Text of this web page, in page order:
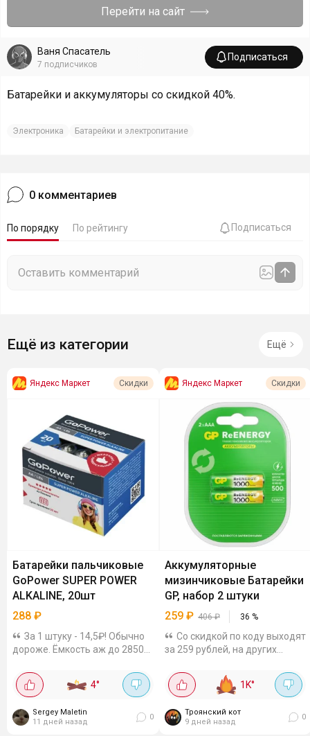
Перейти на сайт
Ваня Спасатель
7 подписчиков
Подписаться
Батарейки и аккумуляторы со скидкой 40%.
Электроника Батарейки и электропитание
0 комментариев
По порядку По рейтингу Подписаться
Ещё из категории Ещё
Яндекс Маркет Скидки
Батарейки пальчиковые
GoPower SUPER POWER
ALKALINE, 20шт
288 ₽
За 1 штуку - 14,5₽! Обычно
дороже. Ёмкость аж до 2850
обычными, эти на 20-30%
должны дольше работать.
есть даже когда они «в
ноль»...
4°
Sergey Maletin
11 дней назад
0
Яндекс Маркет Скидки
Аккумуляторные
мизинчиковые Батарейки
GP, набор 2 штуки
259 ₽ 406₽ 36 %
Со скидкой по коду выходят
за 259 рублей, на других
рублей. Ёмкость 950 мАч,
напряжение 1.2 В.Работают в
температур, подходят...
1K°
Троянский кот
9 дней назад
0